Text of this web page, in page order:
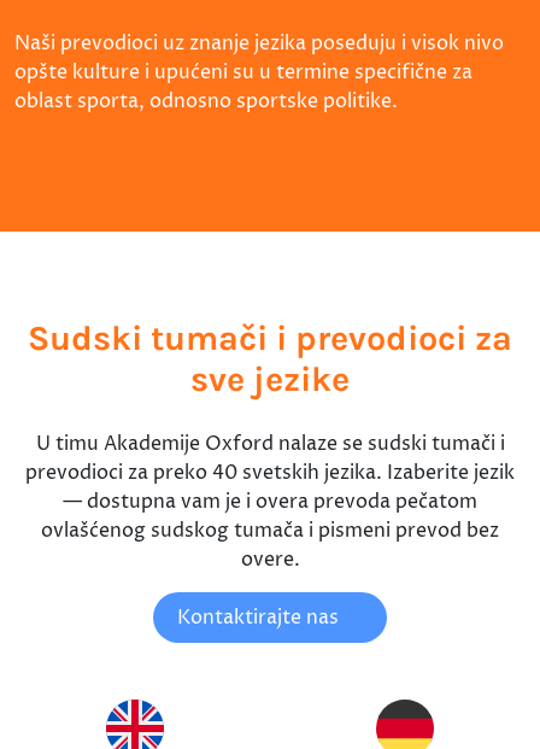
Naši prevodioci uz znanje jezika poseduju i visok nivo
opšte kulture i upućeni su u termine specifične za
oblast sporta, odnosno sportske politike.
Sudski tumači i prevodioci za
sve jezike
U timu Akademije Oxford nalaze se sudski tumači i
prevodioci za preko 40 svetskih jezika. Izaberite jezik
— dostupna vam je i overa prevoda pečatom
ovlašćenog sudskog tumača i pismeni prevod bez
overe.
Kontaktirajte nas